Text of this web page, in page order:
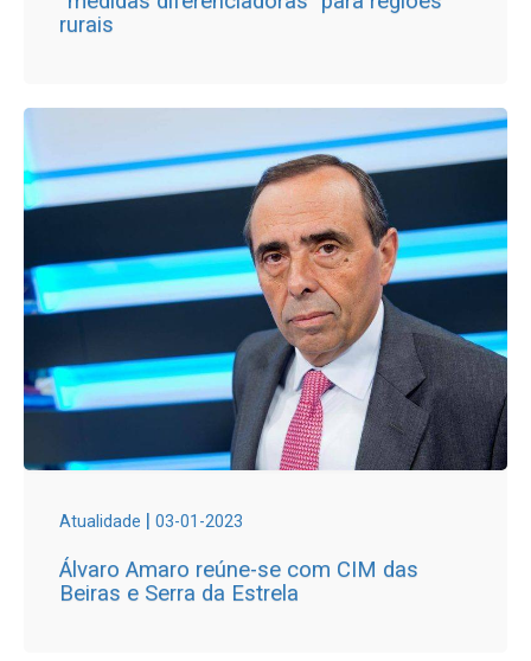
rurais
Atualidade | 03-01-2023
Álvaro Amaro reúne-se com CIM das
Beiras e Serra da Estrela